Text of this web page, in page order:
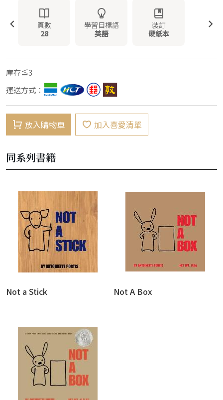
頁數
28
學習目標語
英語
裝訂
硬紙本
庫存≦3
運送方式：
放入購物車 加入喜愛清單
同系列書籍
Not a Stick Not A Box